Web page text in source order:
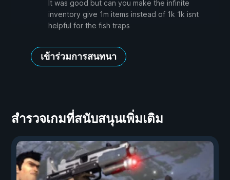
It was good but can you make the infinite
inventory give 1m items instead of 1k 1k isnt
helpful for the fish traps
เข้าร่วมการสนทนา
สำรวจเกมที่สนับสนุนเพิ่มเติม